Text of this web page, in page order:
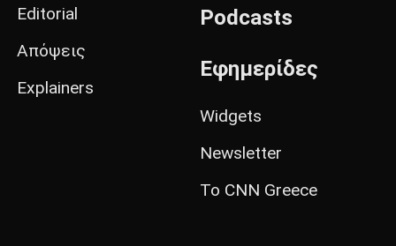
Editorial
Απόψεις
Explainers
Podcasts
Εφημερίδες
Widgets
Newsletter
Το CNN Greece